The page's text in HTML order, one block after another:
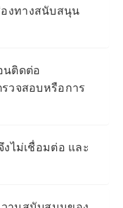
งทางสนับสนุน
นติดต่อ
วจสอบหรือการ
ไม่เชื่อมต่อ และ